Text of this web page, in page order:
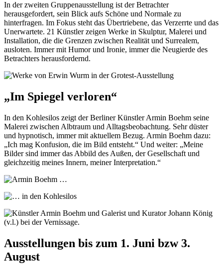
In der zweiten Gruppenausstellung ist der Betrachter
herausgefordert, sein Blick aufs Schöne und Normale zu
hinterfragen. Im Fokus steht das Übertriebene, das Verzerrte und das
Unerwartete. 21 Künstler zeigen Werke in Skulptur, Malerei und
Installation, die die Grenzen zwischen Realität und Surrealem,
ausloten. Immer mit Humor und Ironie, immer die Neugierde des
Betrachters herausfordernd.
„Im Spiegel verloren“
In den Kohlesilos zeigt der Berliner Künstler Armin Boehm seine
Malerei zwischen Albtraum und Alltagsbeobachtung. Sehr düster
und hypnotisch, immer mit aktuellem Bezug. Armin Boehm dazu:
„Ich mag Konfusion, die im Bild entsteht.“ Und weiter: „Meine
Bilder sind immer das Abbild des Außen, der Gesellschaft und
gleichzeitig meines Innern, meiner Interpretation.“
Ausstellungen bis zum 1. Juni bzw 3.
August